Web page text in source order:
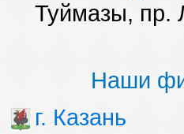
Туймазы, пр.
Наши
г. Казань